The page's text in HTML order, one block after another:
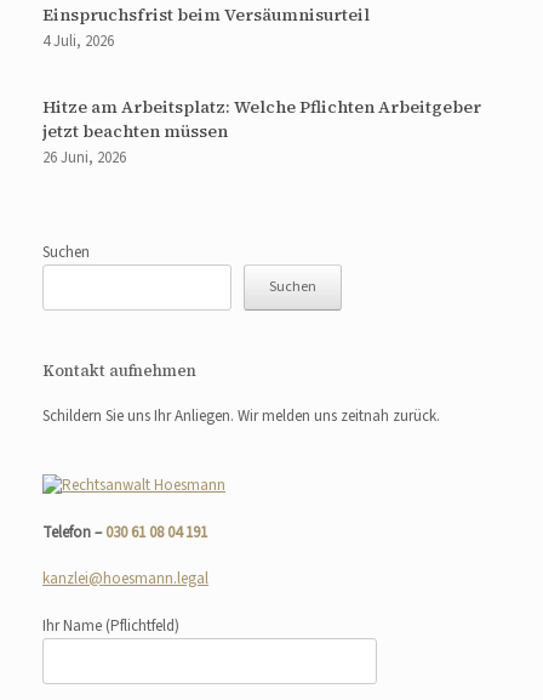
Einspruchsfrist beim Versäumnisurteil
4 Juli, 2026
Hitze am Arbeitsplatz: Welche Pflichten Arbeitgeber
jetzt beachten müssen
26 Juni, 2026
Suchen
Suchen
Kontakt aufnehmen
Schildern Sie uns Ihr Anliegen. Wir melden uns zeitnah zurück.
Telefon –030 61 08 04 191
kanzlei@hoesmann.legal
Ihr Name (Pflichtfeld)